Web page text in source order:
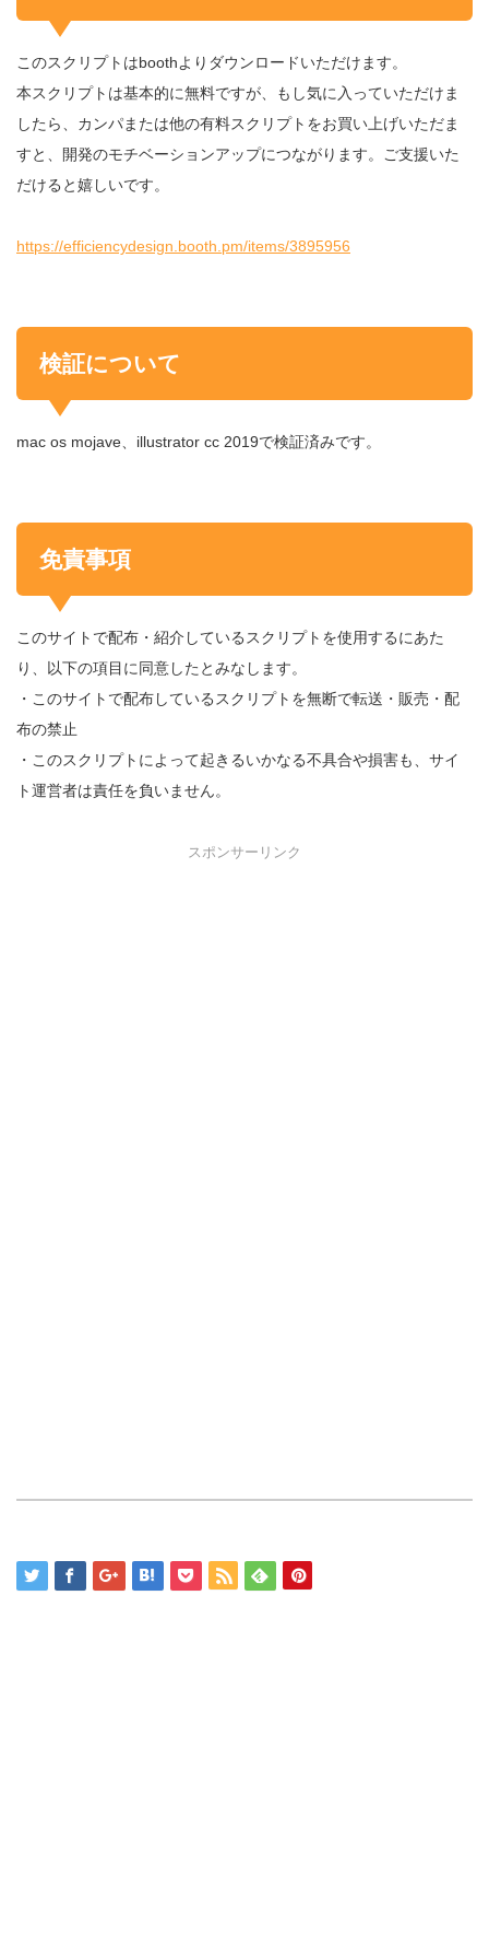
このスクリプトはboothよりダウンロードいただけます。
本スクリプトは基本的に無料ですが、もし気に入っていただけま
したら、カンパまたは他の有料スクリプトをお買い上げいただま
すと、開発のモチベーションアップにつながります。ご支援いた
だけると嬉しいです。
https://efficiencydesign.booth.pm/items/3895956
検証について
mac os mojave、illustrator cc 2019で検証済みです。
免責事項
このサイトで配布・紹介しているスクリプトを使用するにあた
り、以下の項目に同意したとみなします。
・このサイトで配布しているスクリプトを無断で転送・販売・配
布の禁止
・このスクリプトによって起きるいかなる不具合や損害も、サイ
ト運営者は責任を負いません。
スポンサーリンク